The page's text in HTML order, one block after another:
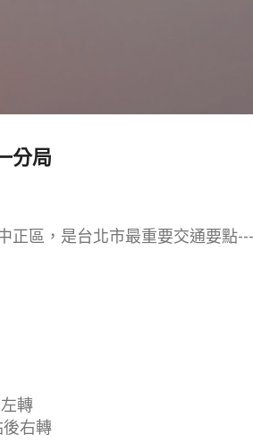
分局
正區，是台北市最重要交通要點---
轉
後右轉